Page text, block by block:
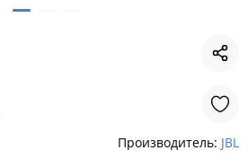
Производитель: JBL